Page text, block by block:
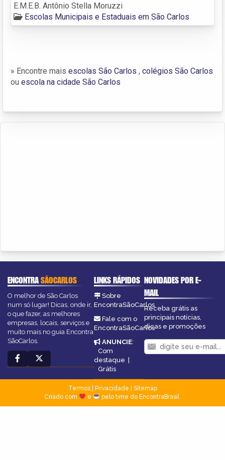
E.M.E.B. Antônio Stella Moruzzi
Escolas Municipais e Estaduais em São Carlos
» Encontre mais escolas São Carlos , colégios São Carlos
ou escola na cidade São Carlos
ENCONTRASÃOCARLOS
O melhor de São Carlos
num só lugar! Dicas, onde ir,
o que fazer, as melhores
empresas, locais, serviços e
muito mais no guia Encontra
SãoCarlos.
LINKS RÁPIDOS
Sobre
EncontraSãoCarlos
Fale com o
EncontraSãoCarlos
ANUNCIE:
Com
destaque |
Grátis
NOVIDADES POR E-
MAIL
Receba grátis as
principais notícias,
dicas e promoções
Termos| Privacidade
Sitemap
Criado com
e pelo time do EncontraBrasil